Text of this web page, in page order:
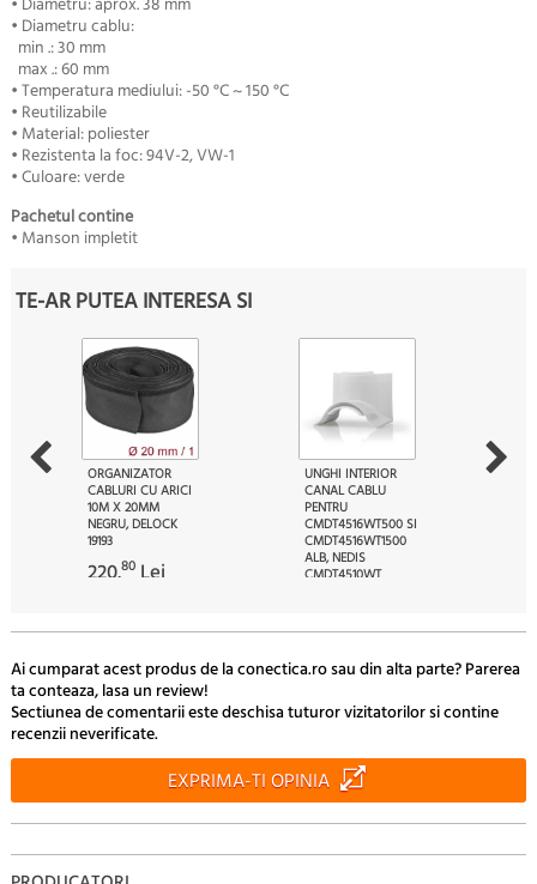
• Diametru cablu:
min .: 30 mm
max .: 60 mm
• Temperatura mediului: -50 °C ~ 150 °C
• Reutilizabile
• Material: poliester
• Rezistenta la foc: 94V-2, VW-1
• Culoare: verde
Pachetul contine
• Manson impletit
TE-AR PUTEA INTERESA SI
ORGANIZATOR
CABLURI CU ARICI
10M X 20MM
NEGRU, DELOCK
19193
220.80 Lei
UNGHI INTERIOR
CANAL CABLU
PENTRU
CMDT4516WT500 SI
CMDT4516WT1500
ALB, NEDIS
CMDT4510WT
Ai cumparat acest produs de la conectica.ro sau din alta parte? Parerea
ta conteaza, lasa un review!
Sectiunea de comentarii este deschisa tuturor vizitatorilor si contine
recenzii neverificate.
EXPRIMA-TI OPINIA